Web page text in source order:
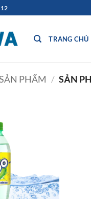
TRANG CHỦ
PHẨM / SẢN